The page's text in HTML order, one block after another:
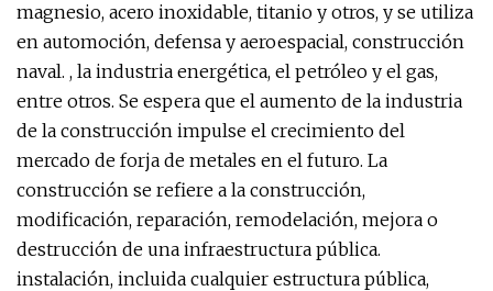
magnesio, acero inoxidable, titanio y otros, y se utiliza
en automoción, defensa y aeroespacial, construcción
naval. , la industria energética, el petróleo y el gas,
entre otros. Se espera que el aumento de la industria
de la construcción impulse el crecimiento del
mercado de forja de metales en el futuro. La
construcción se refiere a la construcción,
modificación, reparación, remodelación, mejora o
destrucción de una infraestructura pública.
instalación, incluida cualquier estructura pública,